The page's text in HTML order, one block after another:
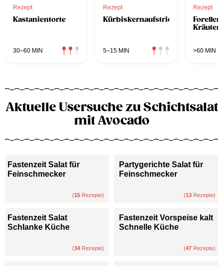
Rezept
Kastanientorte
30–60 MIN
Rezept
Kürbiskernaufstrich
5–15 MIN
Rezept
>60 MIN
Aktuelle Usersuche zu Schichtsalat
mit Avocado
Fastenzeit Salat für
Feinschmecker
(15 Rezepte)
Partygerichte Salat für
Feinschmecker
(13 Rezepte)
Fastenzeit Salat
Schlanke Küche
(34 Rezepte)
Fastenzeit Vorspeise kalt
Schnelle Küche
(47 Rezepte)